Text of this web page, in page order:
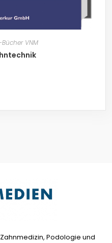
VNM
Podologie und